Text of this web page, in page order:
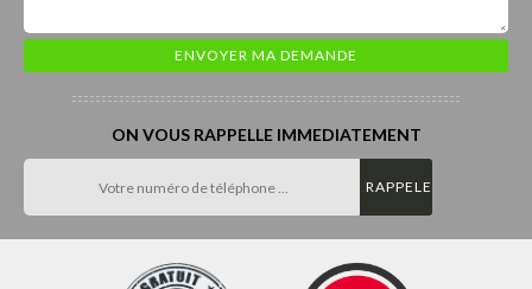
ON VOUS RAPPELLE IMMEDIATEMENT